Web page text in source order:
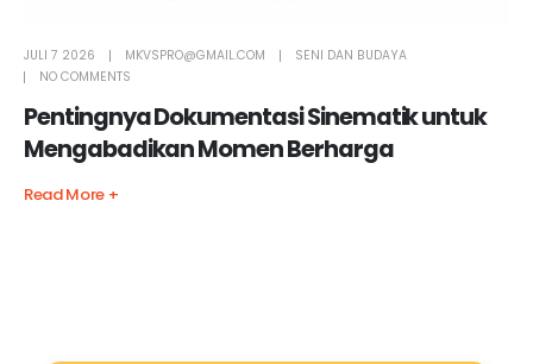
JULI 7 2026 MKVSPRO@GMAIL.COM
SENI DAN BUDAYA
NO COMMENTS
Pentingnya Dokumentasi Sinematik untuk
Mengabadikan Momen Berharga
Read More +